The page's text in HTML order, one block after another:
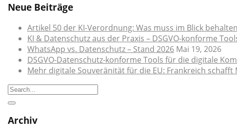
Neue Beiträge
Artikel 50 der KI-Verordnung: Was muss im Blick
KI & Datenschutz aus der Praxis – DSGVO-konforme
WhatsApp vs. Datenschutz – Stand 2026 Mai 19, 2026
DSGVO-Datenschutz-konforme Tools für die digitale
Mehr digitale Souveränität für die EU: Frankreich
Archiv